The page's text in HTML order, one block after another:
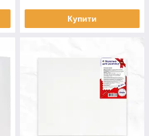
Купити